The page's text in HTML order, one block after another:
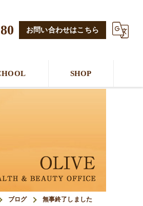
お問い合わせはこちら
SHOP
ブログ 無事終了しました